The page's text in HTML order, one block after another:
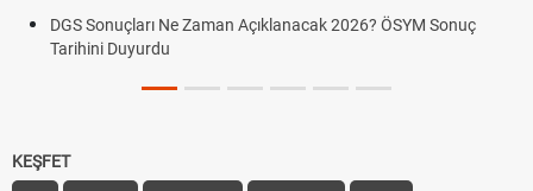
DGS Sonuçları Ne Zaman Açıklanacak 2026? ÖSYM Sonuç
Tarihini Duyurdu
KEŞFET